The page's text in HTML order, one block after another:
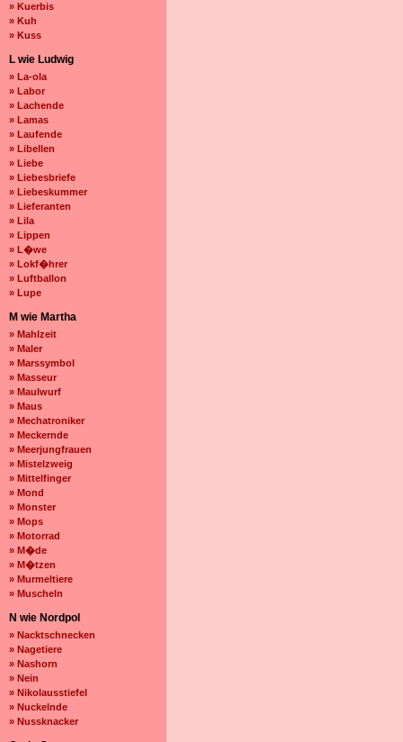
» Kuerbis
» Kuh
» Kuss
L wie Ludwig
» La-ola
» Labor
» Lachende
» Lamas
» Laufende
» Libellen
» Liebe
» Liebesbriefe
» Liebeskummer
» Lieferanten
» Lila
» Lippen
» L�we
» Lokf�hrer
» Luftballon
» Lupe
M wie Martha
» Mahlzeit
» Maler
» Marssymbol
» Masseur
» Maulwurf
» Maus
» Mechatroniker
» Meckernde
» Meerjungfrauen
» Mistelzweig
» Mittelfinger
» Mond
» Monster
» Mops
» Motorrad
» M�de
» M�tzen
» Murmeltiere
» Muscheln
N wie Nordpol
» Nacktschnecken
» Nagetiere
» Nashorn
» Nein
» Nikolausstiefel
» Nuckelnde
» Nussknacker